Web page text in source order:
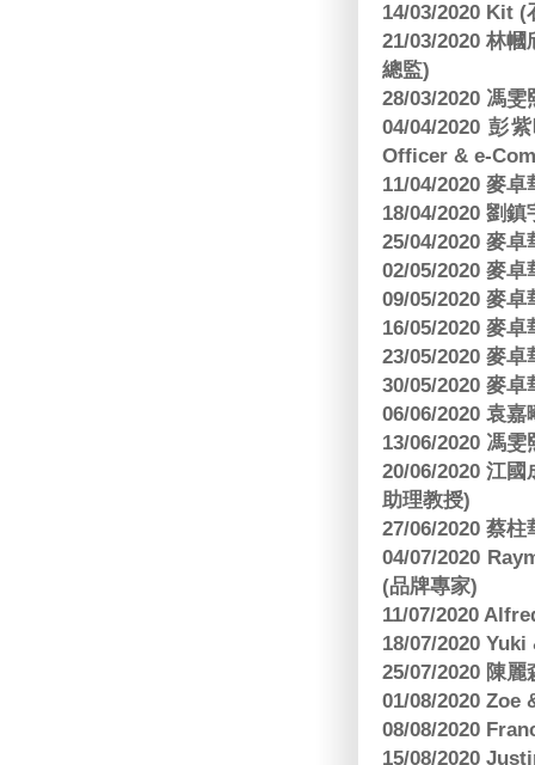
14/03/2020 Kit
21/03/2020 林
總監)
28/03/2020 馮
04/04/2020 彭
Officer & e-
11/04/2020 麥
18/04/2020 劉
25/04/2020 麥
02/05/2020 麥
09/05/2020 麥
16/05/2020 麥
23/05/2020 麥
30/05/2020 麥
06/06/2020 袁
13/06/2020 馮
20/06/2020 江
助理教授)
27/06/2020 蔡
04/07/2020
(品牌專家)
11/07/2020
18/07/2020
25/07/2020 陳
01/08/2020 Zoe
08/08/2020
15/08/2020